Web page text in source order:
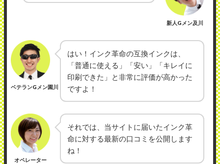
新人Gメン及川
ベテランGメン園川
はい！インク革命の互換インクは、
「普通に使える」「安い」「キレイに
印刷できた」と非常に評価が高かった
ですよ！
オペレーター
それでは、当サイトに届いたインク革
命に対する最新の口コミを公開します
ね！